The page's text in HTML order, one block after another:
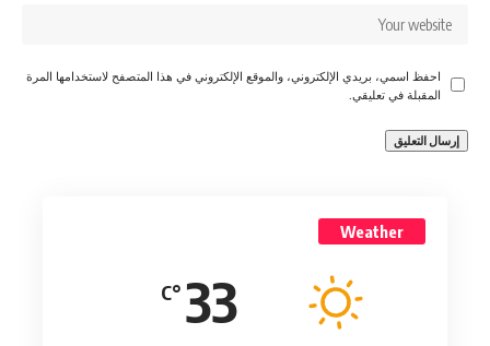
احفظ اسمي، بريدي الإلكتروني، والموقع الإلكتروني في هذا المتصفح لاستخدامها المرة
المقبلة في تعليقي.
Weather
33
°C